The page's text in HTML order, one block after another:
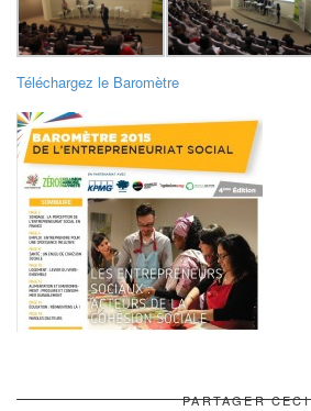
Téléchargez le Baromètre
PARTAGER CECI